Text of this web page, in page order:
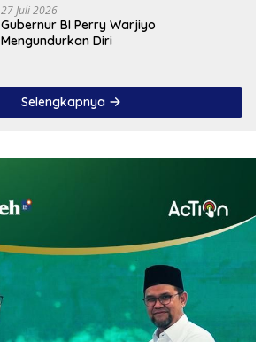
27 Juli 2026
Gubernur BI Perry Warjiyo
Mengundurkan Diri
Selengkapnya